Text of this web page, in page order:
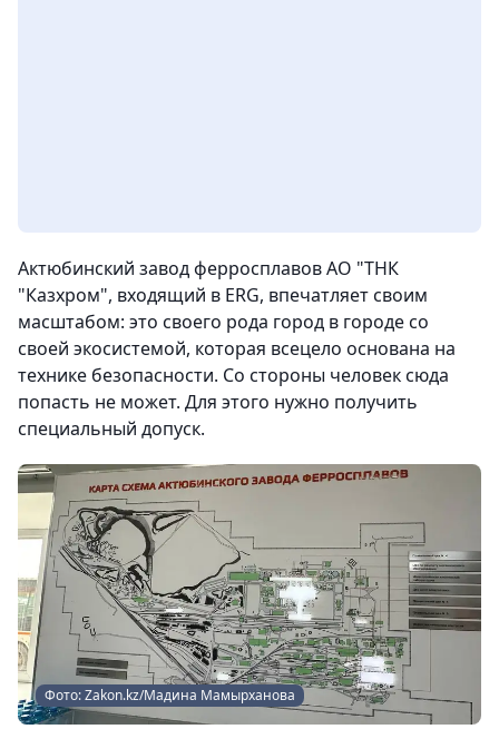
Актюбинский завод ферросплавов АО "ТНК
"Казхром", входящий в ERG, впечатляет своим
масштабом: это своего рода город в городе со
своей экосистемой, которая всецело основана на
технике безопасности. Со стороны человек сюда
попасть не может. Для этого нужно получить
специальный допуск.
Фото: Zakon.kz/Мадина Мамырханова